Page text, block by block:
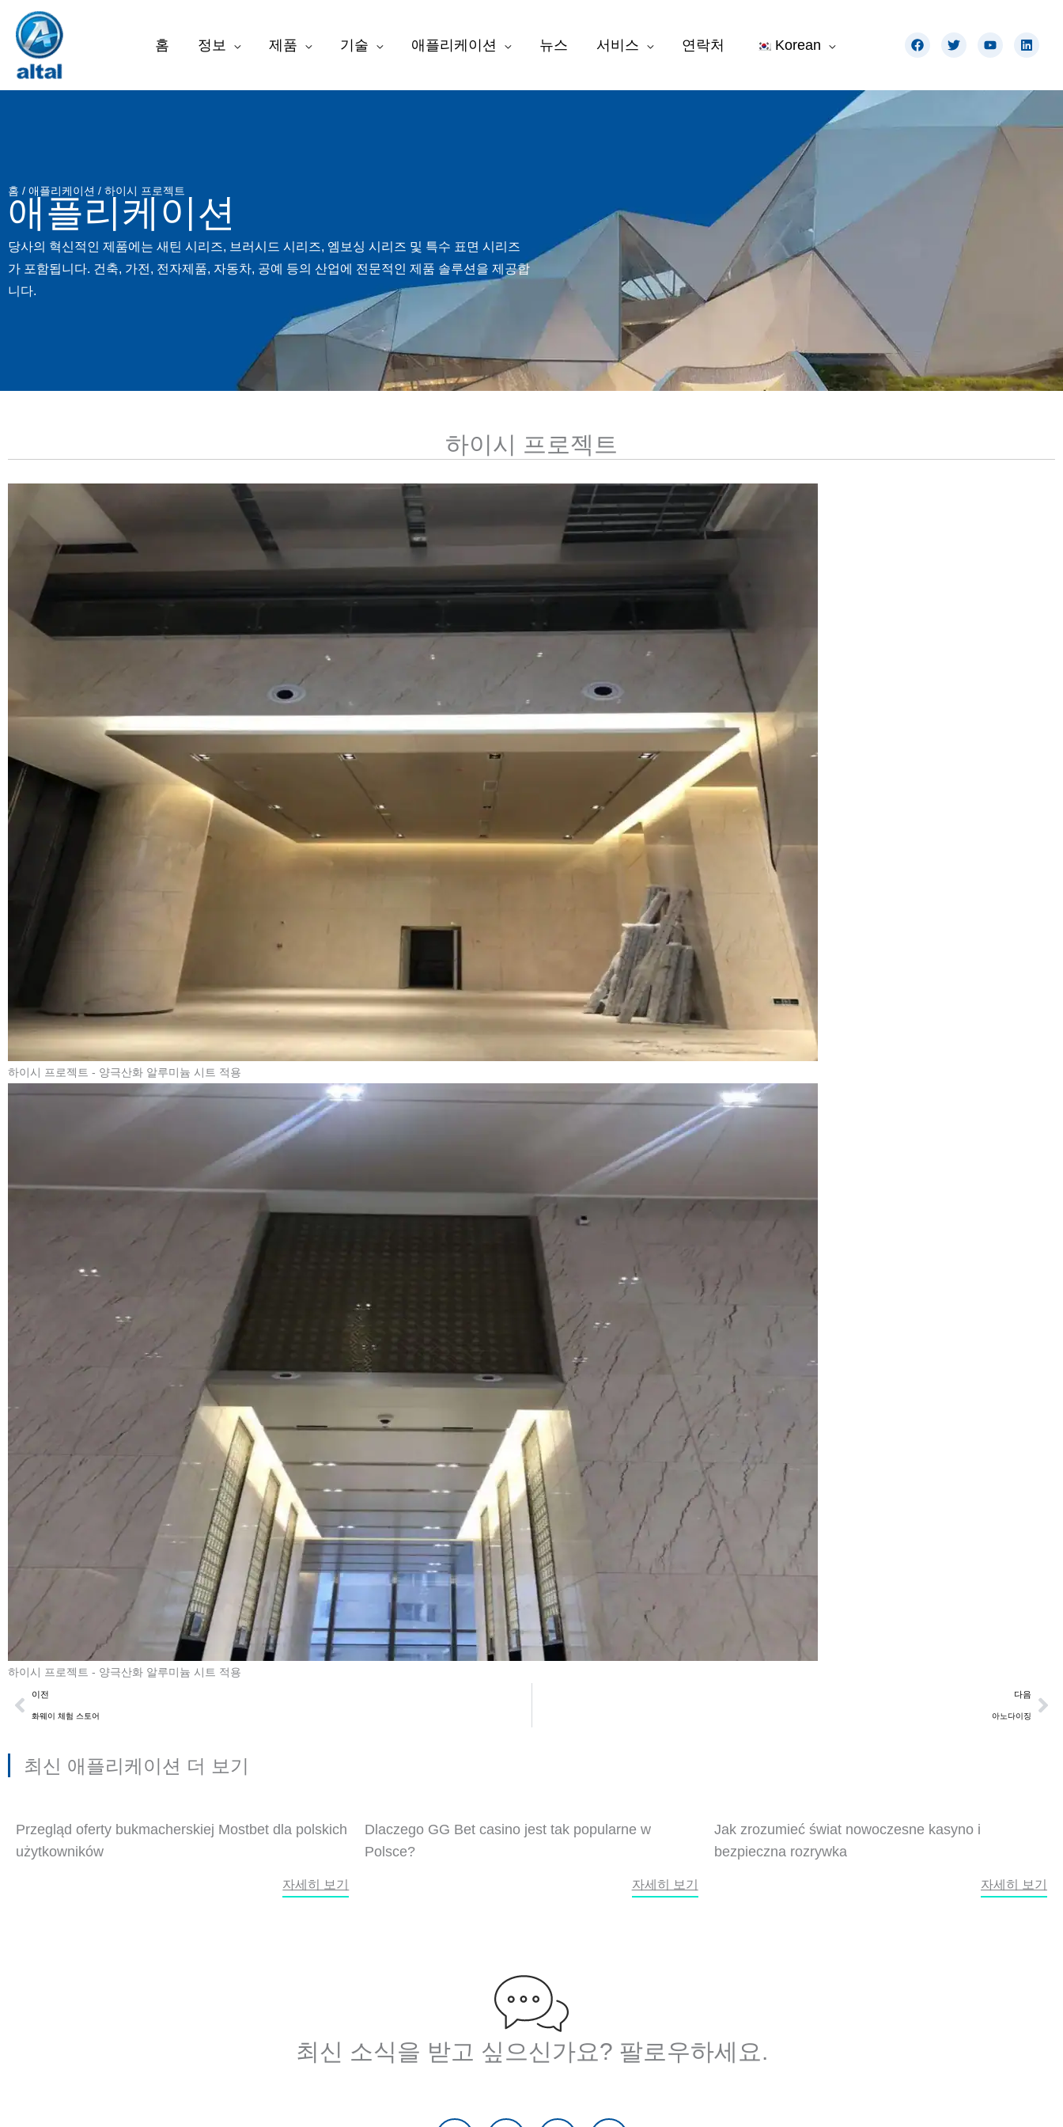
홈 정보 제품 기술 애플리케이션 뉴스 서비스 연락처 Korean
F
a
b
k
트
위
유
튜
링
크
홈 / 애플리케이션 / 하이시 프로젝트
애플리케이션
당사의 혁신적인 제품에는 새틴 시리즈, 브러시드 시리즈, 엠보싱 시리즈 및 특수 표면 시리즈
가 포함됩니다. 건축, 가전, 전자제품, 자동차, 공예 등의 산업에 전문적인 제품 솔루션을 제공합
니다.
하이시 프로젝트
하이시 프로젝트 - 양극산화 알루미늄 시트 적용
하이시 프로젝트 - 양극산화 알루미늄 시트 적용
이전
이전
화웨이 체험 스토어
다음
아노다이징
최신 애플리케이션 더 보기
Przegląd oferty bukmacherskiej Mostbet dla polskich
użytkowników
자세히 보기
Dlaczego GG Bet casino jest tak popularne w
Polsce?
자세히 보기
Jak zrozumieć świat nowoczesne kasyno i
bezpieczna rozrywka
자세히 보기
최신 소식을 받고 싶으신가요? 팔로우하세요.
a
위
튜
크